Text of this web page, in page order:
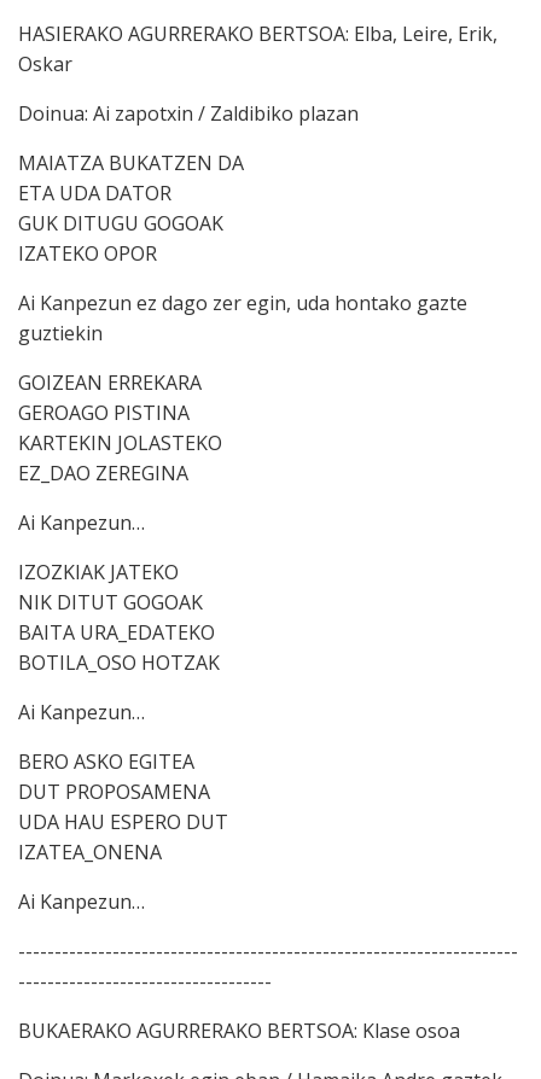
HASIERAKO AGURRERAKO BERTSOA: Elba, Leire, Erik,
Oskar
Doinua: Ai zapotxin / Zaldibiko plazan
MAIATZA BUKATZEN DA
ETA UDA DATOR
GUK DITUGU GOGOAK
IZATEKO OPOR
Ai Kanpezun ez dago zer egin, uda hontako gazte
guztiekin
GOIZEAN ERREKARA
GEROAGO PISTINA
KARTEKIN JOLASTEKO
EZ_DAO ZEREGINA
Ai Kanpezun…
IZOZKIAK JATEKO
NIK DITUT GOGOAK
BAITA URA_EDATEKO
BOTILA_OSO HOTZAK
Ai Kanpezun…
BERO ASKO EGITEA
DUT PROPOSAMENA
UDA HAU ESPERO DUT
IZATEA_ONENA
Ai Kanpezun…
---------------------------------------------------------------------
-----------------------------------
BUKAERAKO AGURRERAKO BERTSOA: Klase osoa